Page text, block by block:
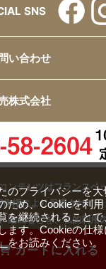
カートに入れる
SNS
い合わせ
株式会社
ンテンツはフランスベ
権により保護されてい
動画などを、私的利用
、転載することは禁じ
Sales Co., ltd. All
のプライバシーを
ため、Cookieを利
を継続されることで
ます。Cookieの仕
をお読みください。